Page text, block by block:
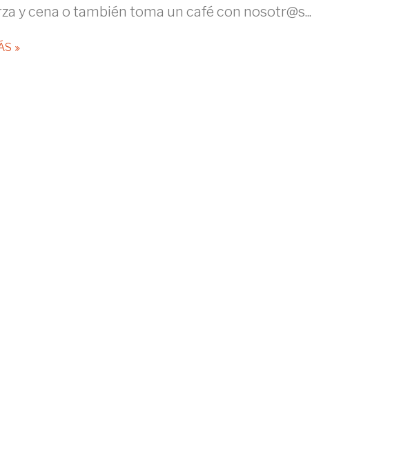
y cena o también toma un café con nosotr@s...